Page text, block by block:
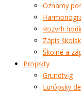
Oznamy
Rozvrh
Zápis
Školné a
Projekty
Grundtvig
Európsky